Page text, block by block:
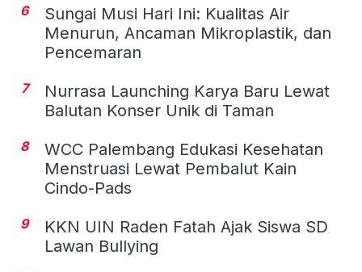
6
Sungai Musi Hari Ini: Kualitas Air
Menurun, Ancaman Mikroplastik, dan
Pencemaran
7
Nurrasa Launching Karya Baru Lewat
Balutan Konser Unik di Taman
8
WCC Palembang Edukasi Kesehatan
Menstruasi Lewat Pembalut Kain
Cindo-Pads
9
KKN UIN Raden Fatah Ajak Siswa SD
Lawan Bullying